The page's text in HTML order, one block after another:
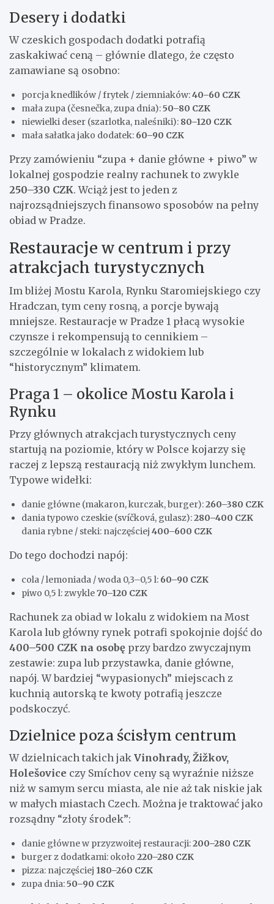
Desery i dodatki
W czeskich gospodach dodatki potrafią
zaskakiwać ceną – głównie dlatego, że często
zamawiane są osobno:
porcja knedlików / frytek / ziemniaków:40–60 CZK
mała zupa (česnečka, zupa dnia):50–80 CZK
niewielki deser (szarlotka, naleśniki): 80–120 CZK
mała sałatka jako dodatek: 60–90 CZK
Przy zamówieniu “zupa + danie główne + piwo” w
lokalnej gospodzie realny rachunek to zwykle
250–330 CZK. Wciąż jest to jeden z
najrozsądniejszych finansowo sposobów na pełny
obiad w Pradze.
Restauracje w centrum i przy
atrakcjach turystycznych
Im bliżej Mostu Karola, Rynku Staromiejskiego czy
Hradczan, tym ceny rosną, a porcje bywają
mniejsze. Restauracje w Pradze 1 płacą wysokie
czynsze i rekompensują to cennikiem –
szczególnie w lokalach z widokiem lub
“historycznym” klimatem.
Praga 1 – okolice Mostu Karola i
Rynku
Przy głównych atrakcjach turystycznych ceny
startują na poziomie, który w Polsce kojarzy się
raczej z lepszą restauracją niż zwykłym lunchem.
Typowe widełki:
danie główne (makaron, kurczak, burger):260–380 CZK
dania typowo czeskie (svíčková, gulasz):280–400 CZK
dania rybne / steki: najczęściej 400–600 CZK
Do tego dochodzi napój:
cola / lemoniada / woda 0,3–0,5 l: 60–90 CZK
piwo 0,5 l: zwykle70–120 CZK
Rachunek za obiad w lokalu z widokiem na Most
Karola lub główny rynek potrafi spokojnie dojść do
400–500 CZK na osobę przy bardzo zwyczajnym
zestawie: zupa lub przystawka, danie główne,
napój. W bardziej “wypasionych” miejscach z
kuchnią autorską te kwoty potrafią jeszcze
podskoczyć.
Dzielnice poza ścisłym centrum
W dzielnicach takich jak Vinohrady, Žižkov,
Holešovice czy Smíchov ceny są wyraźnie niższe
niż w samym sercu miasta, ale nie aż tak niskie jak
w małych miastach Czech. Można je traktować jako
rozsądny “złoty środek”:
danie główne w przyzwoitej restauracji:200–280 CZK
burger z dodatkami: około 220–280 CZK
pizza: najczęściej 180–260 CZK
zupa dnia:50–90 CZK